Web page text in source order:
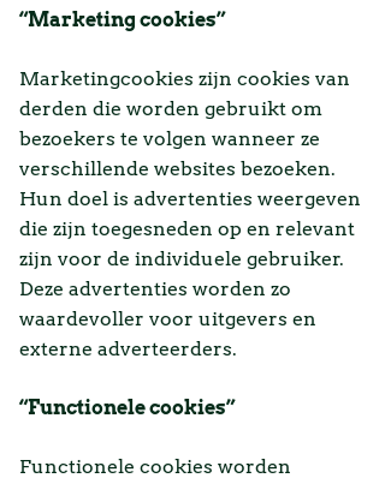
“Marketing cookies”
Marketingcookies zijn cookies van
derden die worden gebruikt om
bezoekers te volgen wanneer ze
verschillende websites bezoeken.
Hun doel is advertenties weergeven
die zijn toegesneden op en relevant
zijn voor de individuele gebruiker.
Deze advertenties worden zo
waardevoller voor uitgevers en
externe adverteerders.
“Functionele cookies”
Functionele cookies worden